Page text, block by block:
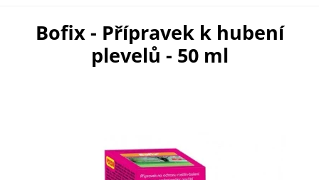
Bofix - Přípravek k hubení
plevelů - 50 ml